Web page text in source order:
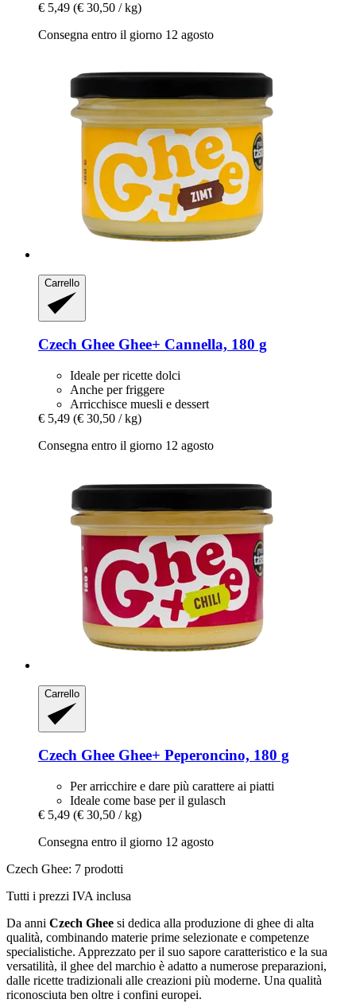
€ 5,49 (€ 30,50 / kg)
Consegna entro il giorno 12 agosto
Carrello
Czech Ghee Ghee+ Cannella, 180 g
Ideale per ricette dolci
Anche per friggere
Arricchisce muesli e dessert
€ 5,49 (€ 30,50 / kg)
Consegna entro il giorno 12 agosto
Carrello
Czech Ghee Ghee+ Peperoncino, 180 g
Per arricchire e dare più carattere ai piatti
Ideale come base per il gulasch
€ 5,49 (€ 30,50 / kg)
Consegna entro il giorno 12 agosto
Czech Ghee: 7 prodotti
Tutti i prezzi IVA inclusa
Da anni Czech Ghee si dedica alla produzione di ghee di alta
qualità, combinando materie prime selezionate e competenze
specialistiche. Apprezzato per il suo sapore caratteristico e la sua
versatilità, il ghee del marchio è adatto a numerose preparazioni,
dalle ricette tradizionali alle creazioni più moderne. Una qualità
riconosciuta ben oltre i confini europei.